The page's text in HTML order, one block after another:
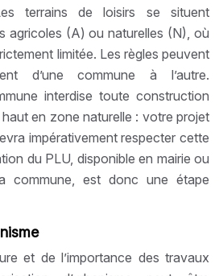
terrains de loisirs se situent
agricoles (A) ou naturelles (N), où
limitée. Les règles peuvent
d’une commune à l’autre.
interdise toute construction
en zone naturelle : votre projet
impérativement respecter cette
du PLU, disponible en mairie ou
est donc une étape
et de l’importance des travaux